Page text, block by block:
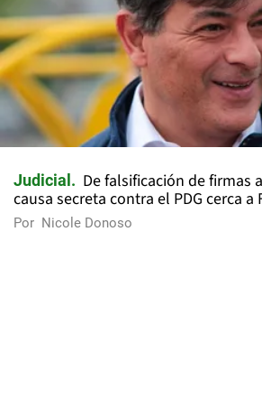
Judicial
De falsificación de firmas
causa secreta contra el PDG cerca a
Por Nicole Donoso